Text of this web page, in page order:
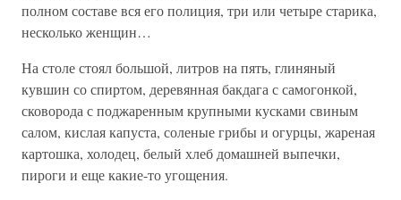
полном составе вся его полиция, три или четыре старика,
несколько женщин…
На столе стоял большой, литров на пять, глиняный
кувшин со спиртом, деревянная бакдага с самогонкой,
сковорода с поджаренным крупными кусками свиным
салом, кислая капуста, соленые грибы и огурцы, жареная
картошка, холодец, белый хлеб домашней выпечки,
пироги и еще какие-то угощения.